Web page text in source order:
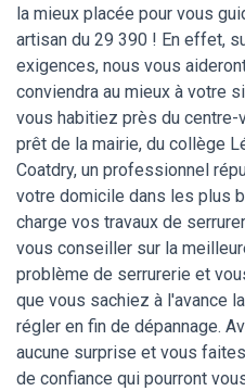
la mieux placée pour vous
artisan du 29 390 ! En effet,
exigences, nous vous
conviendra au mieux à votre
vous habitiez près du centre-
prêt de la mairie, du collège
Coatdry, un professionnel
votre domicile dans les plus
charge vos travaux de
vous conseiller sur la
problème de serrurerie et
que vous sachiez à l'avance
régler en fin de dépannage.
aucune surprise et vous
de confiance qui pourront